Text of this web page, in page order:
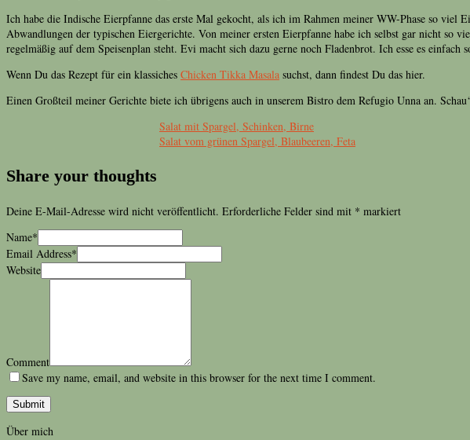
Ich habe die Indische Eierpfanne das erste Mal gekocht, als ich im Rahmen meiner WW-Phase so viel
Abwandlungen der typischen Eiergerichte. Von meiner ersten Eierpfanne habe ich selbst gar nicht so
regelmäßig auf dem Speisenplan steht. Evi macht sich dazu gerne noch Fladenbrot. Ich esse es einfach
Wenn Du das Rezept für ein klassiches Chicken Tikka Masala suchst, dann findest Du das hier.
Einen Großteil meiner Gerichte biete ich übrigens auch in unserem Bistro dem Refugio Unna an.
BeitragsnavigationSalat mit Spargel, Schinken, Birne
Salat vom grünen Spargel, Blaubeeren, Feta
Share your thoughts
Deine E-Mail-Adresse wird nicht veröffentlicht. Erforderliche Felder sind mit * markiert
Name*
Email Address*
Website
Comment
Save my name, email, and website in this browser for the next time I comment.
Über mich